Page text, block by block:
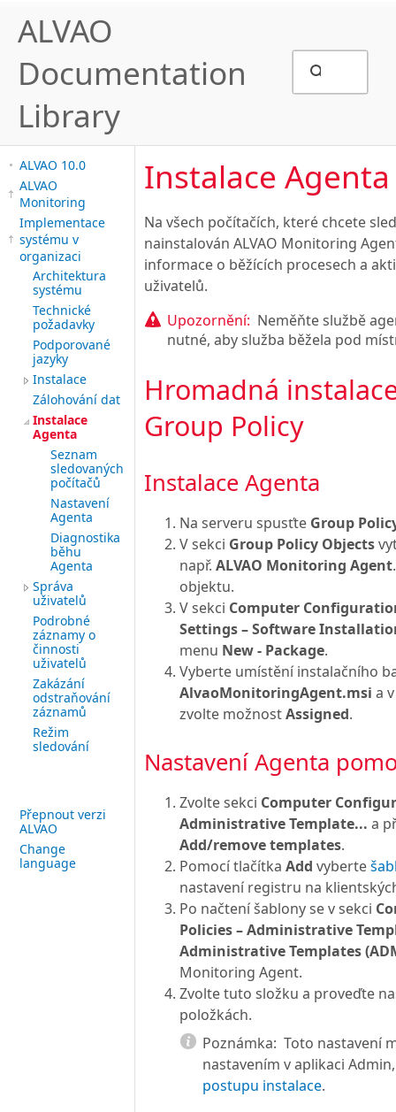
ALVAO
Documentation
Library
ALVAO 10.0
ALVAO
Monitoring
Implementace
systému v
organizaci
Architektura
systému
Technické
požadavky
Podporované
jazyky
Instalace
Zálohování dat
Instalace
Agenta
Seznam
sledovaných
počítačů
Nastavení
Agenta
Diagnostika
běhu
Agenta
Správa
uživatelů
Podrobné
záznamy o
činnosti
uživatelů
Zakázání
odstraňování
záznamů
Režim
sledování
Přepnout verzi
ALVAO
Change
language
Instalace Agenta
Na všech počítačích, které chcete
nainstalován ALVAO Monitoring
informace o běžících procesech a
uživatelů.
Upozornění: Neměňte službě
nutné, aby služba běžela pod
Hromadná
Group Policy
Instalace Agenta
Na serveru spusťte Group
V sekci Group Policy Objects
např. ALVAO Monitoring Agent
objektu.
V sekci Computer
Settings – Software
menu New - Package.
Vyberte umístění instalačního
AlvaoMonitoringAgent.msi a
zvolte možnostAssigned.
Nastavení Agenta
Zvolte sekci Computer
Administrative Template... a
Add/remove templates.
Pomocí tlačítka Add vyberte
nastavení registru na
Po načtení šablony se v sekci
Policies – Administrative
Administrative Templates
Monitoring Agent.
Zvolte tuto složku a proveďte
položkách.
Poznámka: Toto nastavení
nastavením v aplikaci
postupu instalace.